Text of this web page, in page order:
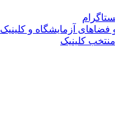
فضاهای آزمایشگاه و کلینیک
کلینیک